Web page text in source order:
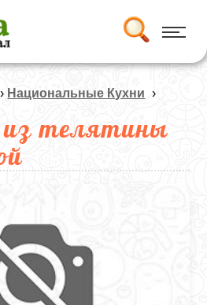
› Национальные Кухни ›
телятины